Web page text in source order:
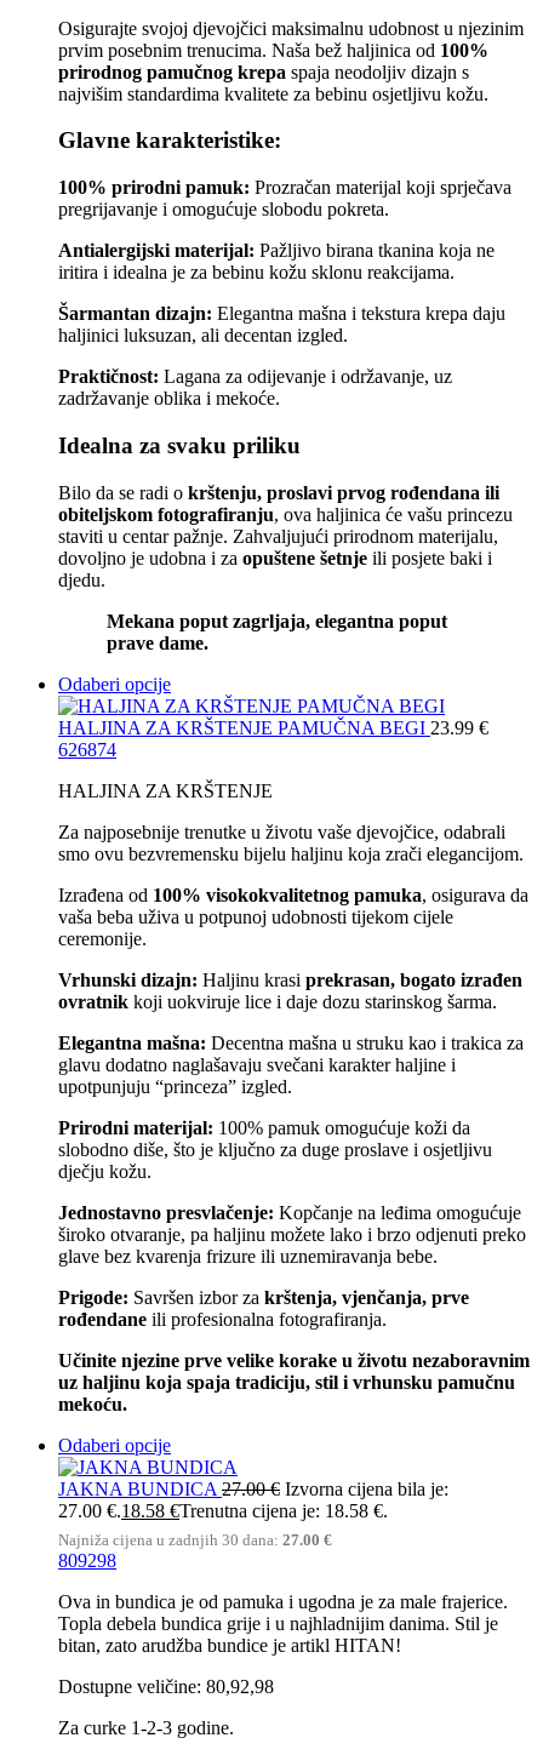
Osigurajte svojoj djevojčici maksimalnu udobnost u njezinim
prvim posebnim trenucima. Naša bež haljinica od 100%
prirodnog pamučnog krepa spaja neodoljiv dizajn s
najvišim standardima kvalitete za bebinu osjetljivu kožu.
Glavne karakteristike:
100% prirodni pamuk: Prozračan materijal koji sprječava
pregrijavanje i omogućuje slobodu pokreta.
Antialergijski materijal: Pažljivo birana tkanina koja ne
iritira i idealna je za bebinu kožu sklonu reakcijama.
Šarmantan dizajn: Elegantna mašna i tekstura krepa daju
haljinici luksuzan, ali decentan izgled.
Praktičnost: Lagana za odijevanje i održavanje, uz
zadržavanje oblika i mekoće.
Idealna za svaku priliku
Bilo da se radi o krštenju, proslavi prvog rođendana ili
obiteljskom fotografiranju, ova haljinica će vašu princezu
staviti u centar pažnje. Zahvaljujući prirodnom materijalu,
dovoljno je udobna i za opuštene šetnje ili posjete baki i
djedu.
Mekana poput zagrljaja, elegantna poput
prave dame.
Odaberi opcije
HALJINA ZA KRŠTENJE PAMUČNA BEGI 23.99 €
626874
HALJINA ZA KRŠTENJE
Za najposebnije trenutke u životu vaše djevojčice, odabrali
smo ovu bezvremensku bijelu haljinu koja zrači elegancijom.
Izrađena od 100% visokokvalitetnog pamuka, osigurava da
vaša beba uživa u potpunoj udobnosti tijekom cijele
ceremonije.
Vrhunski dizajn: Haljinu krasi prekrasan, bogato izrađen
ovratnik koji uokviruje lice i daje dozu starinskog šarma.
Elegantna mašna: Decentna mašna u struku kao i trakica za
glavu dodatno naglašavaju svečani karakter haljine i
upotpunjuju “princeza” izgled.
Prirodni materijal: 100% pamuk omogućuje koži da
slobodno diše, što je ključno za duge proslave i osjetljivu
dječju kožu.
Jednostavno presvlačenje: Kopčanje na leđima omogućuje
široko otvaranje, pa haljinu možete lako i brzo odjenuti preko
glave bez kvarenja frizure ili uznemiravanja bebe.
Prigode: Savršen izbor za krštenja, vjenčanja, prve
rođendane ili profesionalna fotografiranja.
Učinite njezine prve velike korake u životu nezaboravnim
uz haljinu koja spaja tradiciju, stil i vrhunsku pamučnu
mekoću.
Odaberi opcije
JAKNA BUNDICA 27.00€ Izvorna cijena bila je:
27.00 €.18.58 €Trenutna cijena je: 18.58 €.
Najniža cijena u zadnjih 30 dana: 27.00 €
809298
Ova in bundica je od pamuka i ugodna je za male frajerice.
Topla debela bundica grije i u najhladnijim danima. Stil je
bitan, zato arudžba bundice je artikl HITAN!
Dostupne veličine: 80,92,98
Za curke 1-2-3 godine.